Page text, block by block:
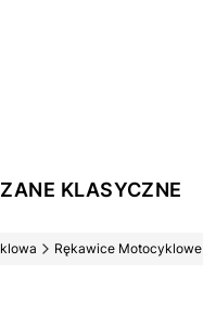
KLASYCZNE
Rękawice Motocyklowe